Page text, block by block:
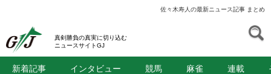
佐々木寿人の最新ニュース記事 まとめ
真剣勝負の真実に切り込む
ニュースサイトGJ
新着記事 インタビュー 競馬 麻雀 連載